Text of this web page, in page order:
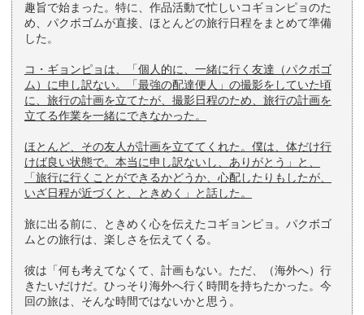
趣旨で始まった。特に、作品活動で忙しいコギョンピョのた
め、パクボゴムが直接、ほとんどの旅行日程をまとめて準備
した。
コ・ギョンピョは、「個人的に、一緒に行く友達（パクボゴ
ム）に申し訳ない。
「最強の配達便人」の撮影をしていた頃
に、旅行の計画を立てたが、撮影日程のため、旅行の計画を
立てる作業を一緒にできなかった。
ほとんど、その友人が計画を立ててくれた。僕は、体だけ行
けば良い状態で。 本当に申し訳ないし、ありがとう」と、
「旅行に行くことができるかどうか、心配したりもしたが、
いざ日程が近づくと、ときめく」と話した。
旅に出る前に、ときめく心を伝えたコギョンピョ。パクボゴ
ムとの旅行は、楽しさを伝えてくる。
彼は「何も考えてなくて、計画もない。ただ、（海外へ）行
きたいだけだ。ひっそり海外へ行く時間を持ちたかった。今
回の旅は、そんな時間ではないかと思う。